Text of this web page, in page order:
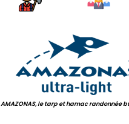
AMAZONAS, le tarp et hamac randonnée